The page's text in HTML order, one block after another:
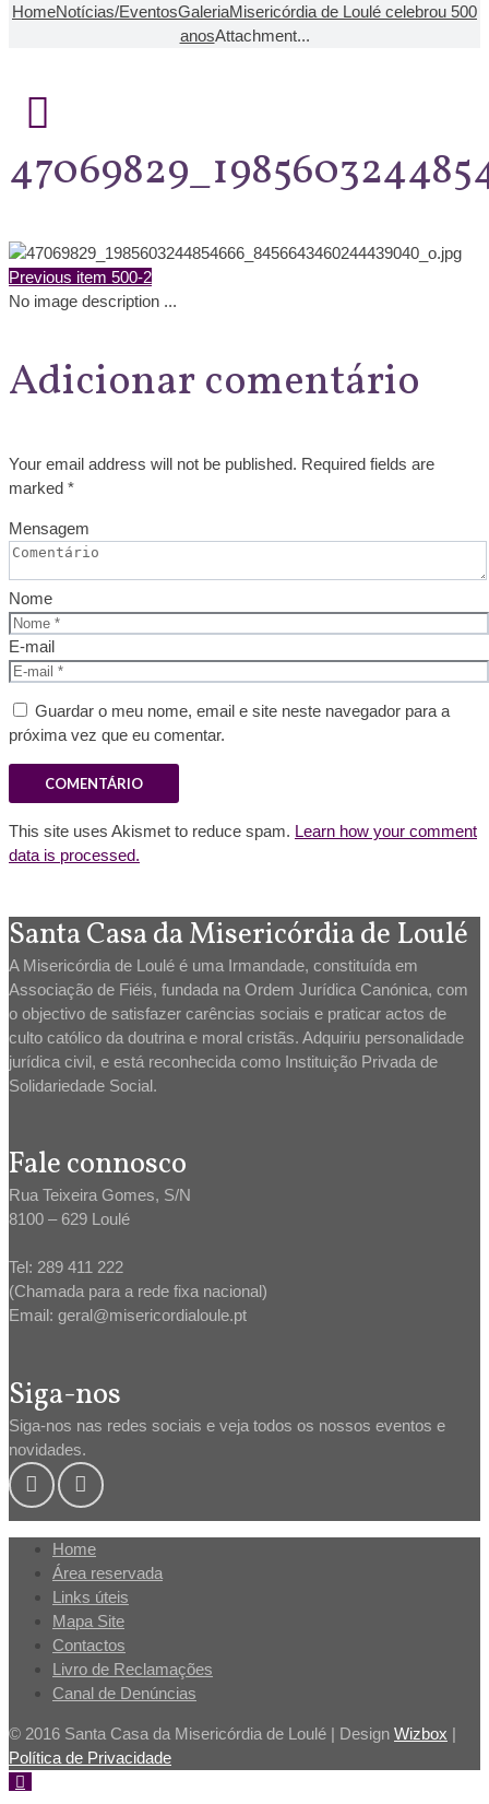
HomeNotícias/EventosGaleriaMisericórdia de Loulé celebrou 500
anosAttachment...
Previous item 500-2
No image description ...
Adicionar comentário
Your email address will not be published. Required fields are
marked *
Mensagem
Nome
E-mail
Guardar o meu nome, email e site neste navegador para a
próxima vez que eu comentar.
This site uses Akismet to reduce spam. Learn how your comment
data is processed.
Santa Casa da Misericórdia de Loulé
A Misericórdia de Loulé é uma Irmandade, constituída em
Associação de Fiéis, fundada na Ordem Jurídica Canónica, com
o objectivo de satisfazer carências sociais e praticar actos de
culto católico da doutrina e moral cristãs. Adquiriu personalidade
jurídica civil, e está reconhecida como Instituição Privada de
Solidariedade Social.
Fale connosco
Rua Teixeira Gomes, S/N
8100 – 629 Loulé
Tel: 289 411 222
(Chamada para a rede fixa nacional)
Email: geral@misericordialoule.pt
Siga-nos
Siga-nos nas redes sociais e veja todos os nossos eventos e
novidades.
Home
Área reservada
Links úteis
Mapa Site
Contactos
Livro de Reclamações
Canal de Denúncias
© 2016 Santa Casa da Misericórdia de Loulé | Design Wizbox |
Política de Privacidade